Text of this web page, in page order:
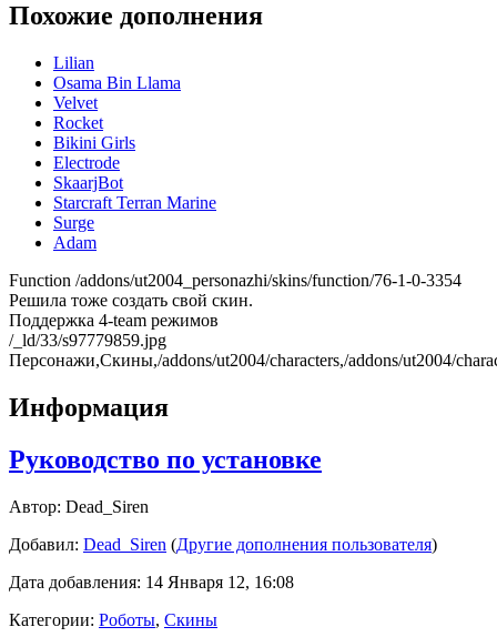
Похожие дополнения
Lilian
Osama Bin Llama
Velvet
Rocket
Bikini Girls
Electrode
SkaarjBot
Starcraft Terran Marine
Surge
Adam
Function /addons/ut2004_personazhi/skins/function/76-1-0-3354
Решила тоже создать свой скин.
Поддержка 4-team режимов
/_ld/33/s97779859.jpg
Персонажи,Скины,/addons/ut2004/characters,/addons/ut2004/
Информация
Руководство по установке
Автор: Dead_Siren
Добавил: Dead_Siren (Другие дополнения пользователя)
Дата добавления: 14 Января 12, 16:08
Категории: Роботы, Скины